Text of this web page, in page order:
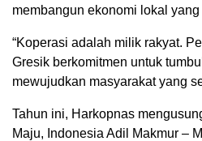
membangun ekonomi lokal
“Koperasi adalah milik rakyat.
Gresik berkomitmen untuk
mewujudkan masyarakat yang
Tahun ini, Harkopnas
Maju, Indonesia Adil Makmur –